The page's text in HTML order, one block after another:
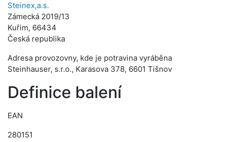
Steinex,a.s.
Zámecká 2019/13
Kuřim, 66434
Česká republika
Adresa provozovny, kde je potravina vyráběna
Steinhauser, s.r.o., Karasova 378, 6601 Tišnov
Definice balení
EAN
280151